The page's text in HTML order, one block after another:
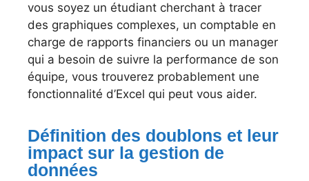
vous soyez un étudiant cherchant à tracer
des graphiques complexes, un comptable en
charge de rapports financiers ou un manager
qui a besoin de suivre la performance de son
équipe, vous trouverez probablement une
fonctionnalité d’Excel qui peut vous aider.
Définition des doublons et leur
impact sur la gestion de
données